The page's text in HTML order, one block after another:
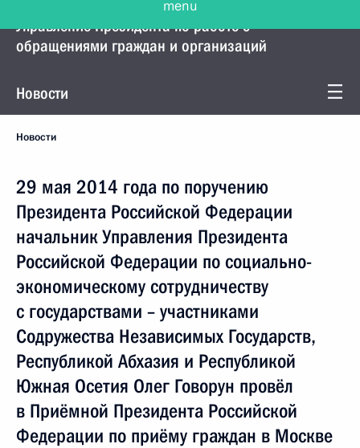
Управление Президента по работе с
обращениями граждан и организаций
Новости
Новости
29 мая 2014 года по поручению
Президента Российской Федерации
начальник Управления Президента
Российской Федерации по социально-
экономическому сотрудничеству
с государствами – участниками
Содружества Независимых Государств,
Республикой Абхазия и Республикой
Южная Осетия Олег Говорун провёл
в Приёмной Президента Российской
Федерации по приёму граждан в Москве